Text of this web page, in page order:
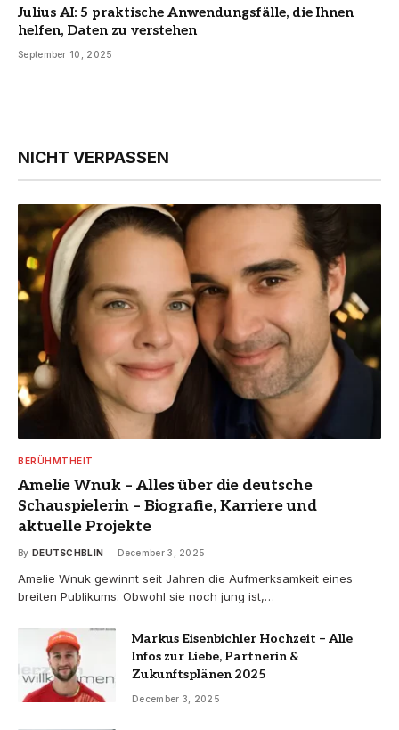
Julius AI: 5 praktische Anwendungsfälle, die Ihnen
helfen, Daten zu verstehen
September 10, 2025
NICHT VERPASSEN
BERÜHMTHEIT
Amelie Wnuk – Alles über die deutsche
Schauspielerin – Biografie, Karriere und
aktuelle Projekte
By DEUTSCHBLIN December 3, 2025
Amelie Wnuk gewinnt seit Jahren die Aufmerksamkeit eines
breiten Publikums. Obwohl sie noch jung ist,…
Markus Eisenbichler Hochzeit – Alle
Infos zur Liebe, Partnerin &
Zukunftsplänen 2025
December 3, 2025